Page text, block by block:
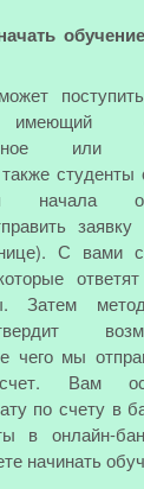
или
студенты
начала
С вами
Затем
чего мы
Вам
по счету в
в онлайн-
начинать